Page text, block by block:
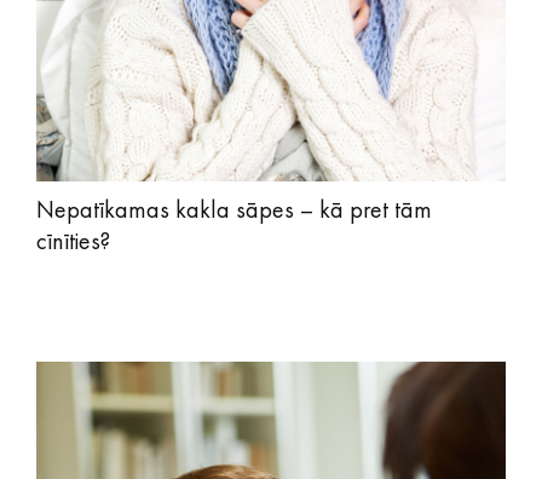
Nepatīkamas kakla sāpes – kā pret tām
cīnīties?